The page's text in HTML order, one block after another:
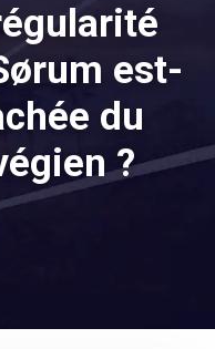
est-
du
?